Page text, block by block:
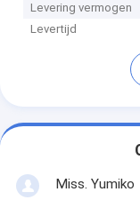
Levering vermogen
Levertijd
Miss. Yumiko